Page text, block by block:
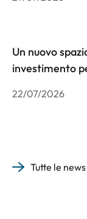
Un nuovo
investimento
22/07/2026
Tutte le news